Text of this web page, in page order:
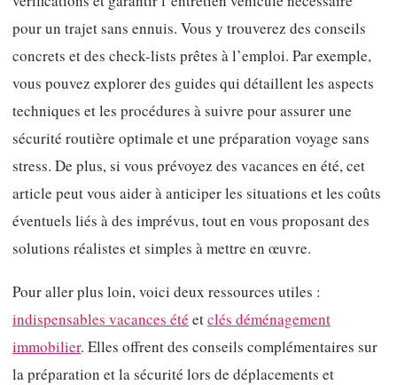
pour un trajet sans ennuis. Vous y trouverez des conseils
concrets et des check-lists prêtes à l’emploi. Par exemple,
vous pouvez explorer des guides qui détaillent les aspects
techniques et les procédures à suivre pour assurer une
sécurité routière optimale et une préparation voyage sans
stress. De plus, si vous prévoyez des vacances en été, cet
article peut vous aider à anticiper les situations et les coûts
éventuels liés à des imprévus, tout en vous proposant des
solutions réalistes et simples à mettre en œuvre.
Pour aller plus loin, voici deux ressources utiles :
indispensables vacances été etclés déménagement
immobilier. Elles offrent des conseils complémentaires sur
la préparation et la sécurité lors de déplacements et